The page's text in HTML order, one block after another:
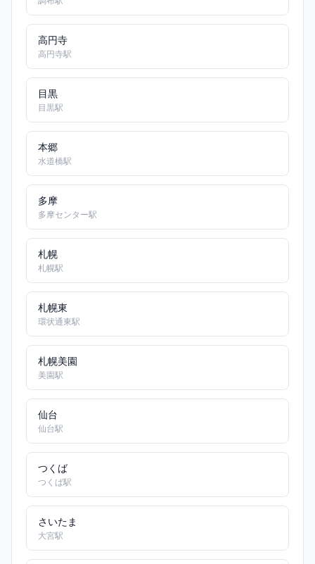
高円寺
高円寺駅
目黒
目黒駅
本郷
水道橋駅
多摩
多摩センター駅
札幌
札幌駅
札幌東
環状通東駅
札幌美園
美園駅
仙台
仙台駅
つくば
つくば駅
さいたま
大宮駅